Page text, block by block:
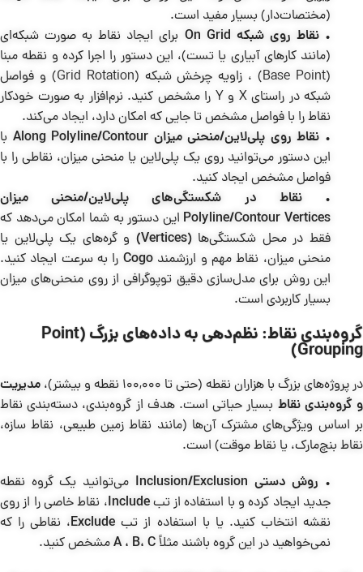
(مختصات‌دار) بسیار مفید است.
•نقاط روی شبکه On Grid
برای ایجاد نقاط به صورت شبکه‌ای
(مانند کارهای آبیاری یا تست)، این دستور را اجرا کرده و نقطه مبنا
(Base Point) ، زاویه چرخش شبکه (Grid Rotation) و فواصل
شبکه در راستای X و Y را مشخص کنید. نرم‌افزار به صورت خودکار
نقاط را با فواصل مشخص تا جایی که امکان دارد، ایجاد می‌کند.
• نقاط روی پلی‌لاین/منحنی میزان Along Polyline/Contour
با
این دستور می‌توانید روی یک پلی‌لاین یا منحنی میزان، نقاطی را با
فواصل مشخص ایجاد کنید.
•نقاط در شکستگی‌های پلی‌لاین/منحنی میزان
Polyline/Contour Vertices این دستور به شما امکان می‌دهد که
فقط در محل شکستگی‌ها(Vertices)
و گره‌های یک پلی‌لاین یا
منحنی میزان، نقاط مهم و ارزشمندCogo را به سرعت ایجاد کنید.
این روش برای مدل‌سازی دقیق توپوگرافی از روی منحنی‌های میزان
بسیار کاربردی است.
گروه‌بندی نقاط: نظم‌دهی به داده‌های بزرگ (Point
Grouping)
در پروژه‌های بزرگ با هزاران نقطه (حتی تا 100,000 نقطه و بیشتر)،
مدیریت
و گروه‌بندی نقاط بسیار حیاتی است. هدف از گروه‌بندی، دسته‌بندی نقاط
بر اساس ویژگی‌های مشترک آن‌ها (مانند نقاط زمین طبیعی، نقاط سازه،
نقاط بنچ‌مارک، یا نقاط موقت) است.
• روش دستی Inclusion/Exclusion
می‌توانید یک گروه نقطه
جدید ایجاد کرده و با استفاده از تبInclude، نقاط خاصی را از روی
نقشه انتخاب کنید. یا با استفاده از تب Exclude، نقاطی را که
نمی‌خواهید در این گروه باشند مثلاًA ، B، Cمشخص کنید.